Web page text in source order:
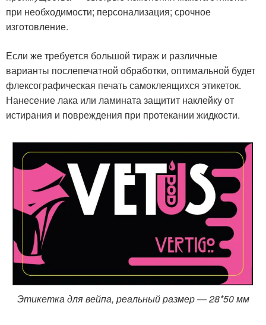
при необходимости; персонализация; срочное
изготовление.
Если же требуется большой тираж и различные
варианты послепечатной обработки, оптимальной будет
флексографическая печать самоклеящихся этикеток.
Нанесение лака или ламината защитит наклейку от
истирания и повреждения при протекании жидкости.
Этикетка для вейпа, реальный размер — 28*50 мм